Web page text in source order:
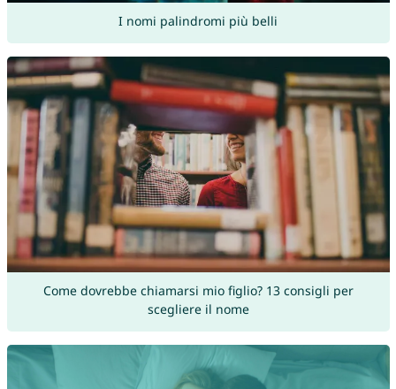
I nomi palindromi più belli
Come dovrebbe chiamarsi mio figlio? 13 consigli per
scegliere il nome